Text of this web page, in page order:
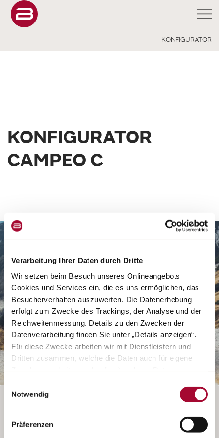
Verarbeitung Ihrer Daten durch Dritte
Wir setzen beim Besuch unseres Onlineangebots
Cookies und Services ein, die es uns ermöglichen, das
Besucherverhalten auszuwerten. Die Datenerhebung
erfolgt zum Zwecke des Trackings, der Analyse und der
Reichweitenmessung. Details zu den Zwecken der
Datenverarbeitung finden Sie unter „Details anzeigen“.
Für diese Zwecke arbeiten wir mit Dienstleistern und
Dritten zusammen, welche die Daten auch für eigene
„Cookies und Services zulassen“ oder durch Auswählen
einzelner Cookies und Services in der Detailansicht
geben Sie Ihre Einwilligung zur Verarbeitung Ihrer Daten
zu den jeweiligen Zwecken. Sie ist freiwillig, für die
Einwilligungsauswahl
Notwendig
Präferenzen
KONFIGURATOR
KONFIGURATOR
CAMPEO C
FAHRZEUG DIREKT BEIM HÄNDLER ANSCHAUEN
Der Konfigurator für diese Baureihe ist leider nicht